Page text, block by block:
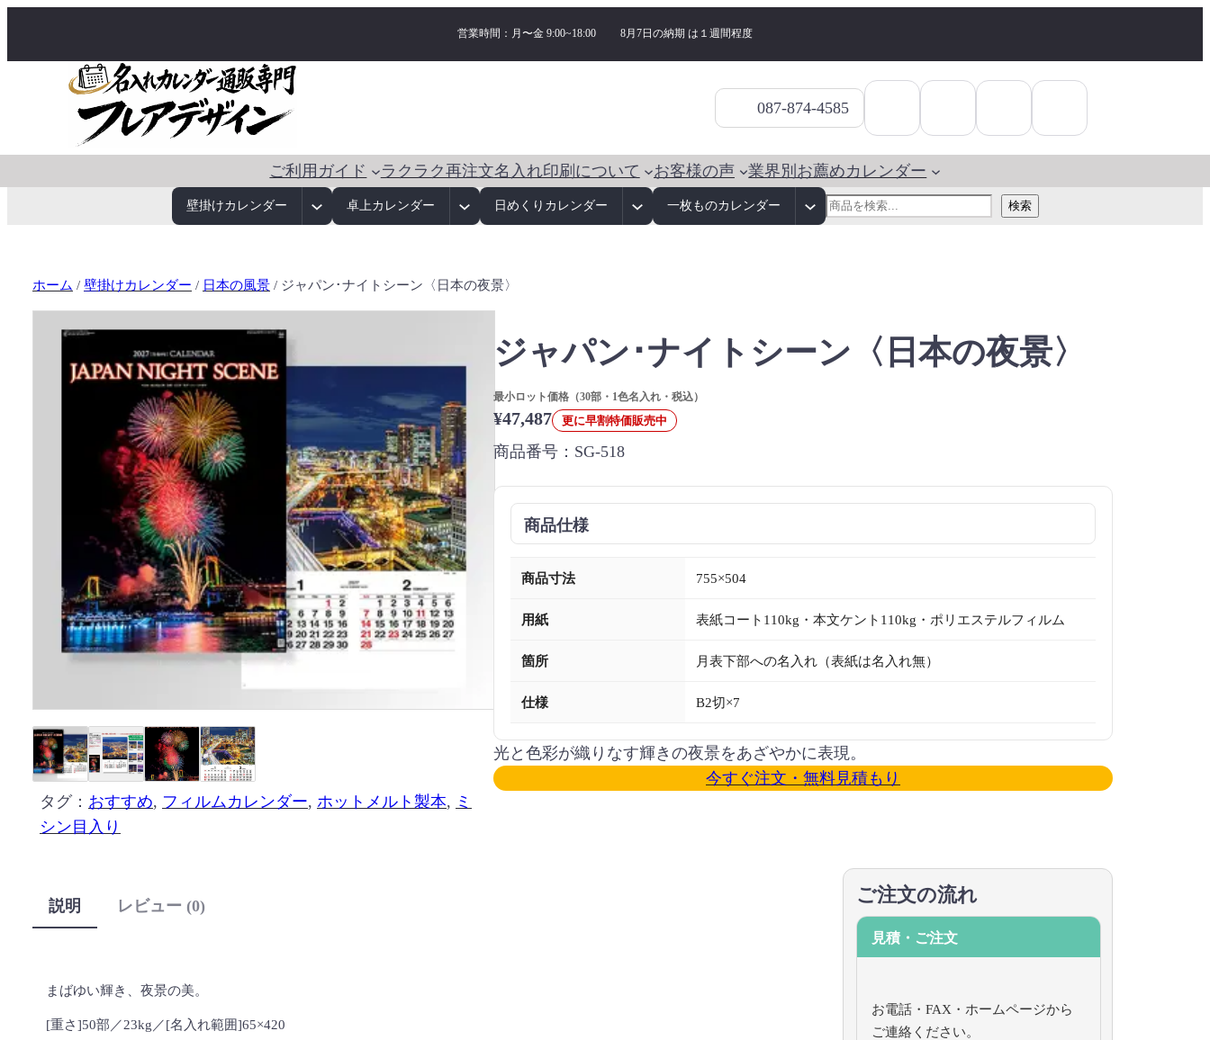
営業時間：月〜金 9:00~18:00 8月7日の納期 は １週間程度
087-874-4585
ご利用ガイド ラクラク再注文名入れ印刷について お客様の声 業界別お薦めカレンダー
壁掛けカレンダー 卓上カレンダー 日めくりカレンダー 一枚ものカレンダー
検
検索
ホーム / 壁掛けカレンダー / 日本の風景 / ジャパン･ナイトシーン〈日本の夜景〉
タグ： おすすめ, フィルムカレンダー, ホットメルト製本, ミ
シン目入り
ジャパン･ナイトシーン〈日本の夜景〉
最小ロット価格（30部・1色名入れ・税込）
¥47,487 更に早割特価販売中
商品番号： SG-518
商品仕様
商品寸法 755×504
用紙 表紙コート110kg・本文ケント110kg・ポリエステルフィルム
箇所 月表下部への名入れ（表紙は名入れ無）
仕様 B2切×7
光と色彩が織りなす輝きの夜景をあざやかに表現。
今すぐ注文・無料見積もり
説明 レビュー (0)
まばゆい輝き、夜景の美。
[重さ]50部／23kg／[名入れ範囲]65×420
ご注文の流れ
見積・ご注文
お電話・FAX・ホームページから
ご連絡ください。